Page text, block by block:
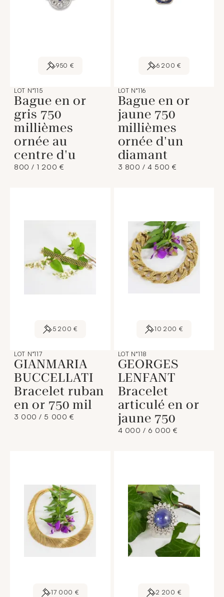
950 €
LOT N°115
Bague en or
gris 750
millièmes
ornée au
centre d'u
800 / 1 200 €
6 200 €
LOT N°116
Bague en or
jaune 750
millièmes
ornée d'un
diamant
3 800 / 4 500 €
5 200 €
LOT N°117
GIANMARIA
BUCCELLATI
Bracelet ruban
en or 750 mil
3 000 / 5 000 €
10 200 €
LOT N°118
GEORGES
LENFANT
Bracelet
articulé en or
jaune 750
4 000 / 6 000 €
17 000 € 2 200 €